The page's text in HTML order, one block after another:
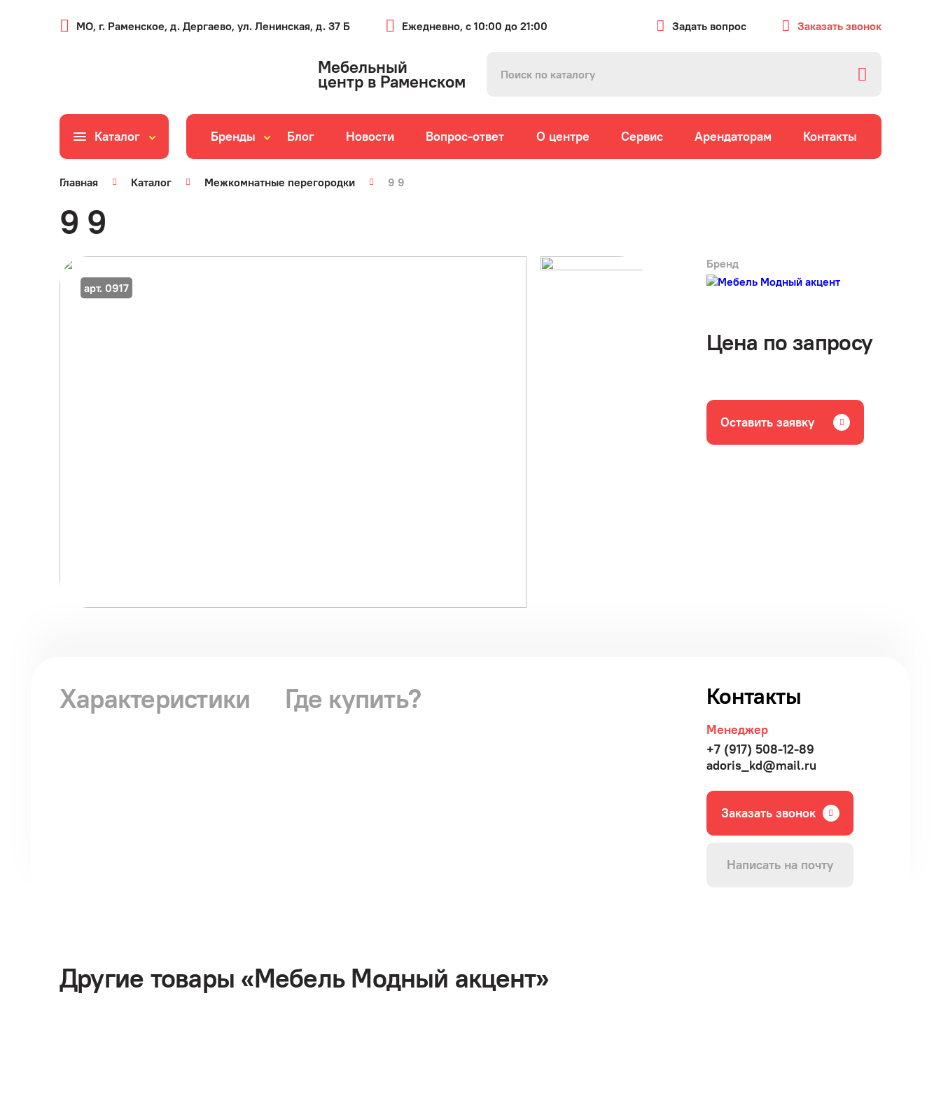
МО, г. Раменское, д. Дергаево, ул. Ленинская, д. 37 Б Ежедневно, с 10:00 до 21:00 Задать вопрос Заказать звонок
Мебельный
центр в Раменском
Каталог Бренды Блог Новости Вопрос-ответ О центре Сервис Арендаторам Контакты
Главная Каталог Межкомнатные перегородки 9 9
9 9
арт. 0917
Бренд
Цена по запросу
Оставить заявку
Характеристики Где купить? Контакты
Менеджер
+7 (917) 508-12-89
adoris_kd@mail.ru
Заказать звонок
Написать на почту
Другие товары «Мебель Модный акцент»